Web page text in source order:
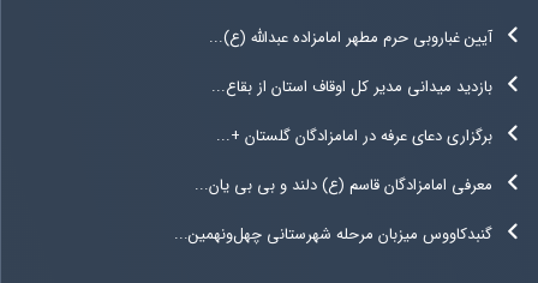
آیین غباروبی حرم مطهر امامزاده عبدالله (ع)...
بازدید میدانی مدیر کل اوقاف استان از بقاع...
برگزاری دعای عرفه در امامزادگان گلستان +...
معرفی امامزادگان قاسم (ع) دلند و بی بی یان...
گنبدکاووس میزبان مرحله شهرستانی چهل‌ونهمین...